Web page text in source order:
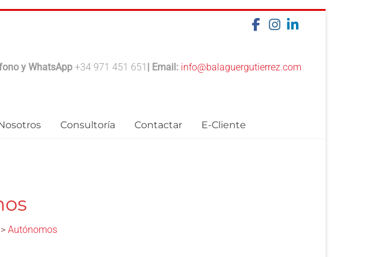
y WhatsApp +34 971 451 651 | Email: info@balaguergutierrez.com
Consultoría Contactar E-Cliente
> Autónomos